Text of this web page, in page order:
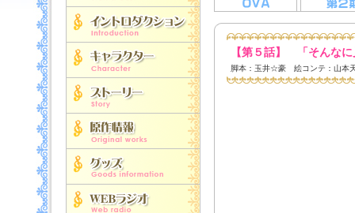
【第５話】 「そんな
脚本：玉井☆豪 絵コンテ：山本